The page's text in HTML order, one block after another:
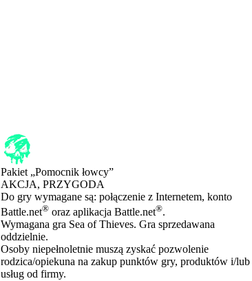
Pakiet „Pomocnik łowcy”
AKCJA, PRZYGODA
Cena
Available actions
Do gry wymagane są: połączenie z Internetem, konto
Battle.net® oraz aplikacja Battle.net®.
Wymagana gra Sea of Thieves. Gra sprzedawana
oddzielnie.
Osoby niepełnoletnie muszą zyskać pozwolenie
rodzica/opiekuna na zakup punktów gry, produktów i/lub
usług od firmy.